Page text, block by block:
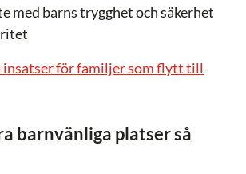
med barns trygghet och säkerhet
insatser för familjer som flytt till
barnvänliga platser så